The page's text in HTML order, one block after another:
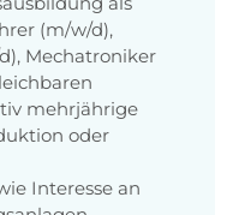
(m/w/d),
Mechatroniker
mehrjährige
oder
Interesse an